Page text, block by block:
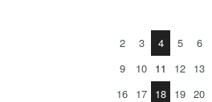
2
3 4 5 6
9
10 11 12 13
16 17 18 19 20